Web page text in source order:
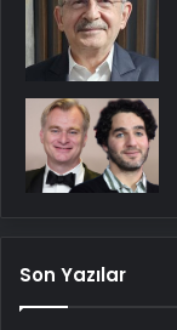
Son Yazılar